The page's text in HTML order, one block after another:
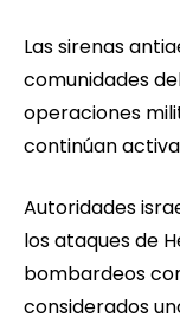
Las sirenas
comunidades
operaciones
continúan
Autoridades
los ataques de
bombardeos
considerados